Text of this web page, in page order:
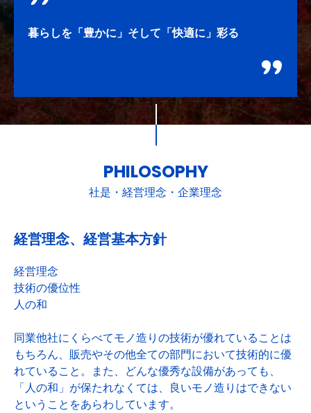
暮らしを「豊かに」そして「快適に」彩る
PHILOSOPHY
社是・経営理念・企業理念
経営理念、経営基本方針
経営理念
技術の優位性
人の和
同業他社にくらべてモノ造りの技術が優れていることは
もちろん、販売やその他全ての部門において技術的に優
れていること。また、どんな優秀な設備があっても、
「人の和」が保たれなくては、良いモノ造りはできない
ということをあらわしています。